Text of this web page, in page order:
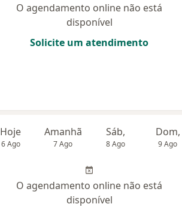
O agendamento online não está
disponível
Solicite um atendimento
Hoje
6 Ago
Amanhã
7 Ago
Sáb,
8 Ago
Dom,
9 Ago
O agendamento online não está
disponível